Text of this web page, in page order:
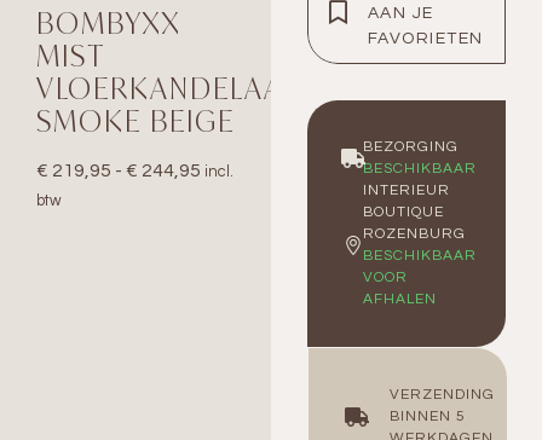
BOMBYXX
MIST
VLOERKANDELAAR
SMOKE BEIGE
€ 219,95 - € 244,95 incl.
btw
AAN JE
FAVORIETEN
BEZORGING
BESCHIKBAAR
INTERIEUR
BOUTIQUE
ROZENBURG
BESCHIKBAAR
VOOR
AFHALEN
VERZENDING
BINNEN 5